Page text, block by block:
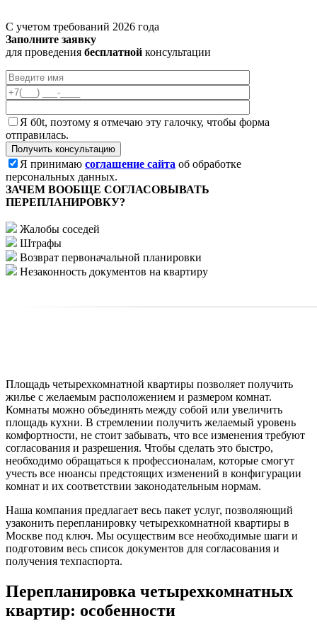
С учетом требований 2026 года
Заполните заявку
для проведения бесплатной консультации
Я б0t, поэтому я отмечаю эту галочку, чтобы форма
отправилась.
Я принимаю соглашение сайта об обработке
персональных данных.
ЗАЧЕМ ВООБЩЕ СОГЛАСОВЫВАТЬ
ПЕРЕПЛАНИРОВКУ?
Жалобы соседей
Штрафы
Возврат первоначальной планировки
Незаконность документов на квартиру
Площадь четырехкомнатной квартиры позволяет получить
жилье с желаемым расположением и размером комнат.
Комнаты можно объединять между собой или увеличить
площадь кухни. В стремлении получить желаемый уровень
комфортности, не стоит забывать, что все изменения требуют
согласования и разрешения. Чтобы сделать это быстро,
необходимо обращаться к профессионалам, которые смогут
учесть все нюансы предстоящих изменений в конфигурации
комнат и их соответствии законодательным нормам.
Наша компания предлагает весь пакет услуг, позволяющий
узаконить перепланировку четырехкомнатной квартиры в
Москве под ключ. Мы осуществим все необходимые шаги и
подготовим весь список документов для согласования и
получения техпаспорта.
Перепланировка четырехкомнатных
квартир: особенности